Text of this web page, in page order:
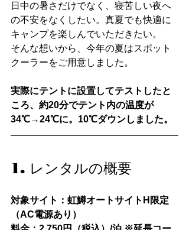
日中の暑さだけでなく、寝苦しい夜へ
の不安をなくしたい。真夏でも快適に
キャンプを楽しんでいただきたい。
そんな想いから、今年の夏はスポット
クーラーをご用意しました。
実際にテントに設置してテストしたと
ころ、約20分でテント内の温度が
34℃→24℃に。10℃ダウンしました。
1. レンタルの概要
対象サイト：虹鱒オートサイトH限定
（AC電源あり）